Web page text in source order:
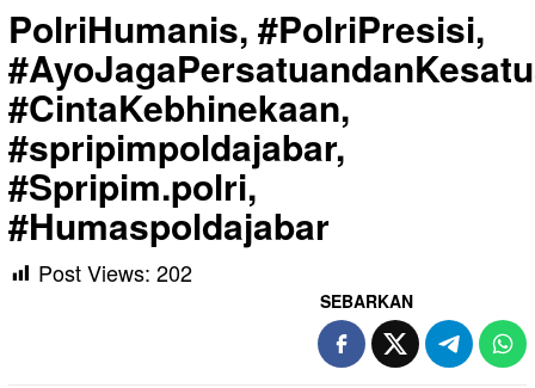
PolriHumanis, #PolriPresisi,
#CintaKebhinekaan,
#spripimpoldajabar,
#Spripim.polri,
#Humaspoldajabar
Post Views: 202
SEBARKAN